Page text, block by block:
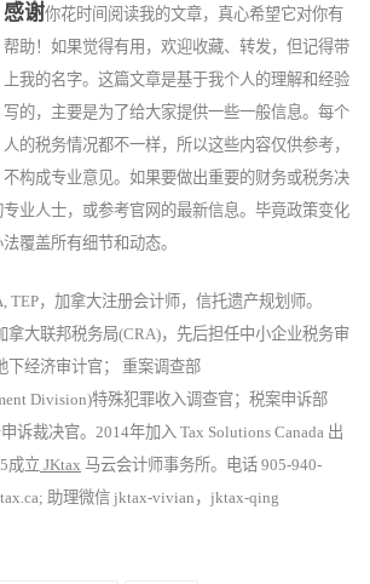
感谢你花时间阅读我的文章，真心希望它对你有
帮助！如果觉得有用，欢迎收藏、转发，但记得带
上我的名字。这篇文章是基于我个人的理解和经验
写的，主要是为了给大家提供一些一般信息。每个
人的税务情况都不一样，所以这些内容仅供参考，
不构成专业意见。如果要做出重要的财务或税务决
业人士，或参考官网的最新信息。毕竟政策变化
覆盖所有细节和动态。
TEP，加拿大注册会计师，信托遗产规划师。
拿大联邦税务局(CRA)，先后担任中小企业税务审
下经济审计官； 重案调查部
Division)特殊犯罪收入调查官；税案申诉部
诉裁决官。2014年加入 Tax Solutions Canada 出
成立 JKtax 马云会计师事务所。电话 905-940-
助理微信 jktax-vivian，jktax-qing